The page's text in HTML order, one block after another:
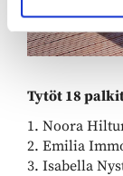
Tytöt 18
1. Noora
2. Emilia
3. Isabella